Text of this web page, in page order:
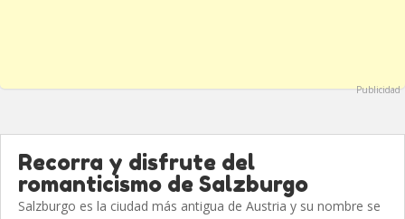
Publicidad
Recorra y disfrute del
romanticismo de Salzburgo
Salzburgo es la ciudad más antigua de Austria y su nombre se